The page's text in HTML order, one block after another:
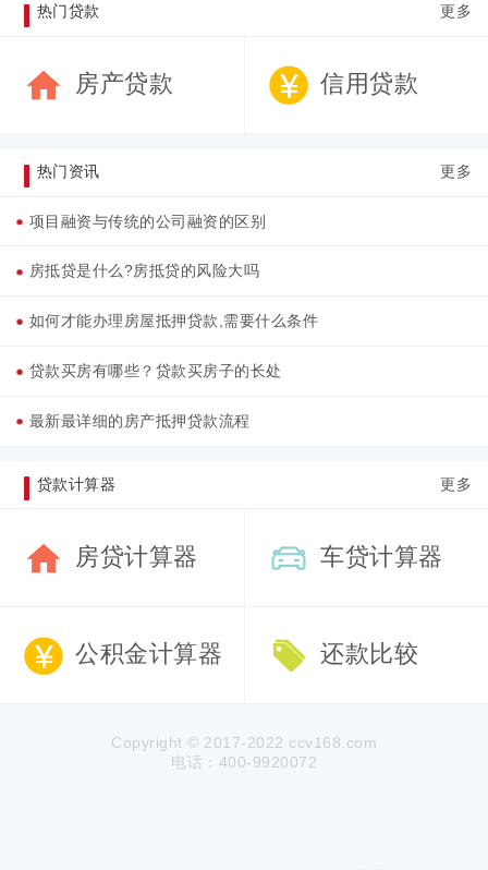
热门贷款 更多
房产贷款 信用贷款
热门资讯 更多
项目融资与传统的公司融资的区别
房抵贷是什么?房抵贷的风险大吗
如何才能办理房屋抵押贷款,需要什么条件
贷款买房有哪些？贷款买房子的长处
最新最详细的房产抵押贷款流程
贷款计算器 更多
房贷计算器 车贷计算器
公积金计算器 还款比较
Copyright © 2017-2022 ccv168.com
电话：400-9920072